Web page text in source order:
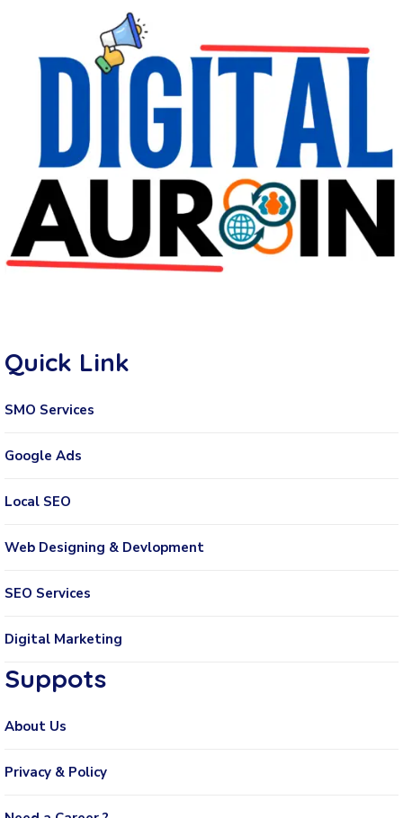
Quick Link
SMO Services
Google Ads
Local SEO
Web Designing & Devlopment
SEO Services
Digital Marketing
Suppots
About Us
Privacy & Policy